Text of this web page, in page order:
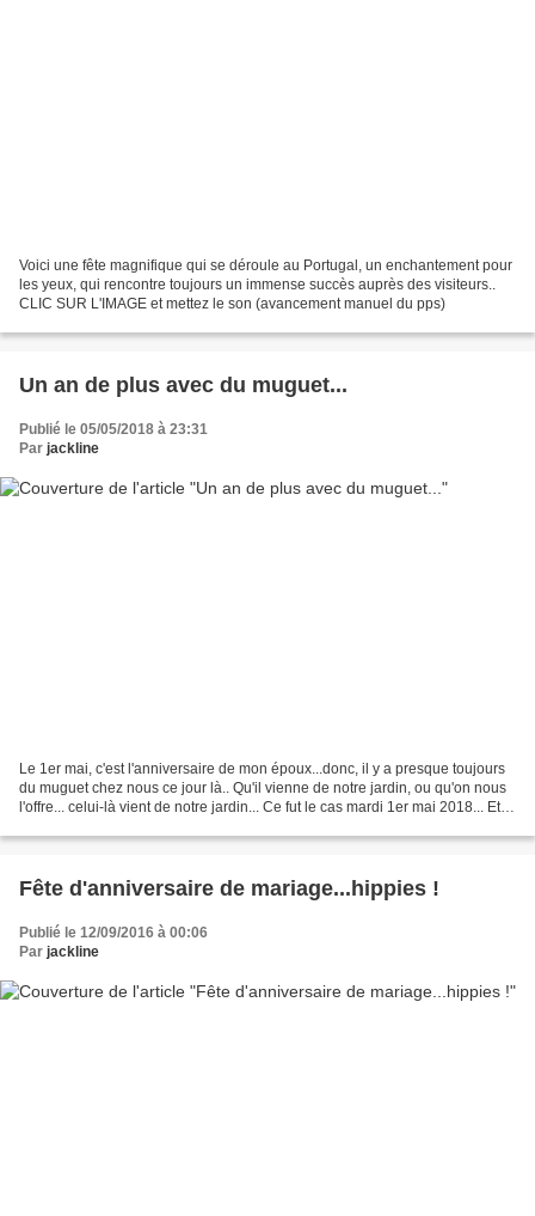
Voici une fête magnifique qui se déroule au Portugal, un enchantement pour
les yeux, qui rencontre toujours un immense succès auprès des visiteurs..
CLIC SUR L'IMAGE et mettez le son (avancement manuel du pps)
Un an de plus avec du muguet...
Publié le 05/05/2018 à 23:31
Par jackline
Le 1er mai, c'est l'anniversaire de mon époux...donc, il y a presque toujours
du muguet chez nous ce jour là.. Qu'il vienne de notre jardin, ou qu'on nous
l'offre... celui-là vient de notre jardin... Ce fut le cas mardi 1er mai 2018... Et
Fête d'anniversaire de mariage...hippies !
Publié le 12/09/2016 à 00:06
Par jackline